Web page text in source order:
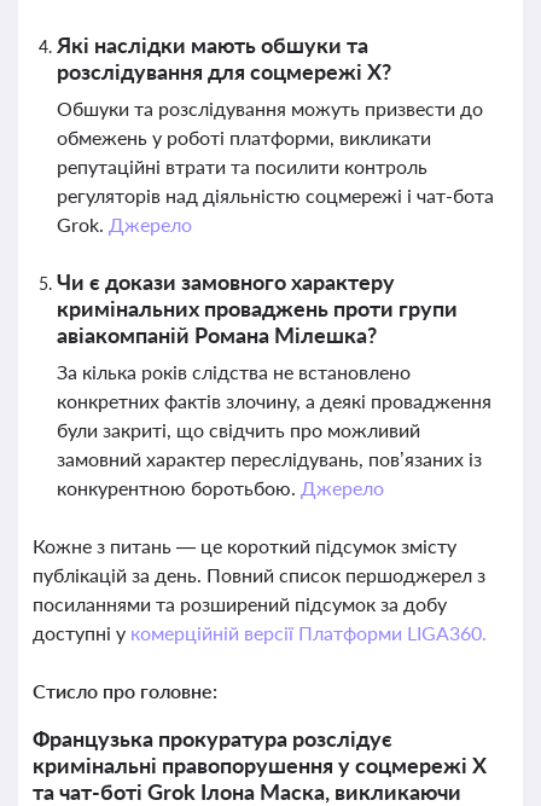
Які наслідки мають обшуки та
розслідування для соцмережі X?
Обшуки та розслідування можуть призвести до
обмежень у роботі платформи, викликати
репутаційні втрати та посилити контроль
регуляторів над діяльністю соцмережі і чат-бота
Grok. Джерело
Чи є докази замовного характеру
кримінальних проваджень проти групи
авіакомпаній Романа Мілешка?
За кілька років слідства не встановлено
конкретних фактів злочину, а деякі провадження
були закриті, що свідчить про можливий
замовний характер переслідувань, пов’язаних із
конкурентною боротьбою. Джерело
Кожне з питань — це короткий підсумок змісту
публікацій за день. Повний список першоджерел з
посиланнями та розширений підсумок за добу
доступні у комерційній версії Платформи LIGA360.
Стисло про головне:
Французька прокуратура розслідує
кримінальні правопорушення у соцмережі X
та чат-боті Grok Ілона Маска, викликаючи